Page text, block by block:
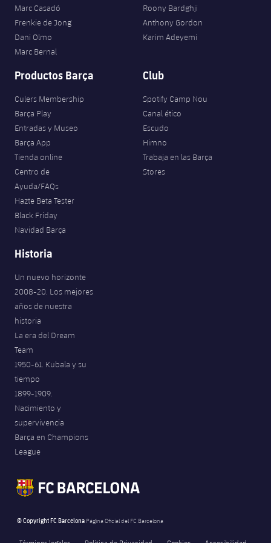
Jugadores
Fotos
Palmarés
Clasificaciones
Juvenil
Infantil
Alevín
Noticias
Atletismo
plusicon
más
Actualidad
Masculino
Femenino
Agenda
Baloncesto en silla de ruedas
Jugadores
Calendario
Resultados
Clasificaciones
plusicon
más
Actualidad
Jugadores
Calendario
Resultados
plusicon
más
Noticias
Hockey Hierba Masculino
Hockey Hierba Femenino
Patinaje artístico
plusicon
más
Actualidad
Plantilla
Agenda
Escuela de Patinaje
Rugby
plusicon
más
Actualidad
Jugadores
Calendario
Fotos
Voleibol
plusicon
más
Noticias
Apúntate a las amateurs
plusicon
más
PLUSICON
MÁS
VALORANT Game Changers
eFootball
Marc Casadó
Frenkie de Jong
Dani Olmo
Marc Bernal
Roony Bardghji
Anthony Gordon
Karim Adeyemi
Productos Barça
Culers Membership
Barça Play
Entradas y Museo
Barça App
Tienda online
Centro de
Ayuda/FAQs
Hazte Beta Tester
Black Friday
Navidad Barça
Club
Spotify Camp Nou
Canal ético
Escudo
Himno
Trabaja en las Barça
Stores
Historia
Un nuevo horizonte
2008-20. Los mejores
años de nuestra
historia
La era del Dream
Team
1950-61. Kubala y su
tiempo
1899-1909.
Nacimiento y
supervivencia
Barça en Champions
League
© Copyright FC Barcelona Página Oficial del FC Barcelona